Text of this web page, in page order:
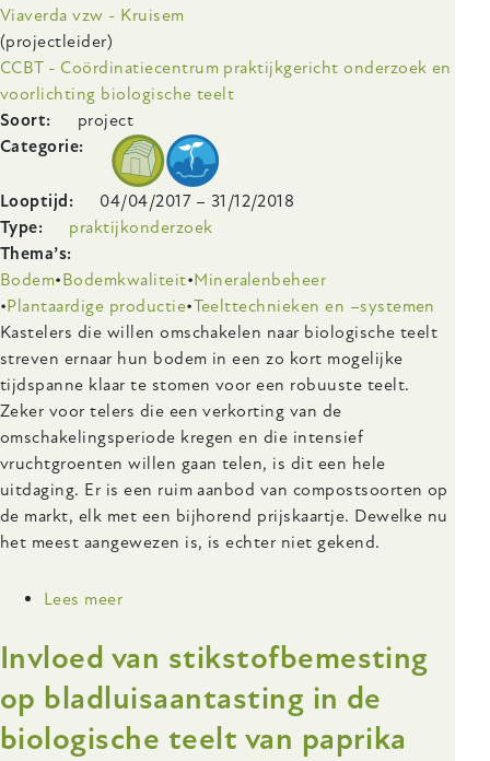
Onderzoeksinstelling
Viaverda vzw - Kruisem
(projectleider)
CCBT - Coördinatiecentrum praktijkgericht onderzoek en
voorlichting biologische teelt
Soort
project
Categorie
Looptijd 04/04/2017 – 31/12/2018
Type
praktijkonderzoek
Thema’s
Bodem Bodemkwaliteit Mineralenbeheer
Plantaardige productie Teelttechnieken en –systemen
Body
Kastelers die willen omschakelen naar biologische teelt
streven ernaar hun bodem in een zo kort mogelijke
tijdspanne klaar te stomen voor een robuuste teelt.
Zeker voor telers die een verkorting van de
omschakelingsperiode kregen en die intensief
vruchtgroenten willen gaan telen, is dit een hele
uitdaging. Er is een ruim aanbod van compostsoorten op
de markt, elk met een bijhorend prijskaartje. Dewelke nu
het meest aangewezen is, is echter niet gekend.
Lees meer
-
op
slimme
Invloed van stikstofbemesting
op bladluisaantasting in de
biologische teelt van paprika